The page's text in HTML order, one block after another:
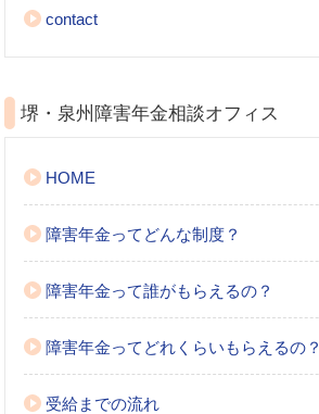
contact
堺・泉州障害年金相談オフィス
HOME
障害年金ってどんな制度？
障害年金って誰がもらえるの？
障害年金ってどれくらいもらえるの？
受給までの流れ